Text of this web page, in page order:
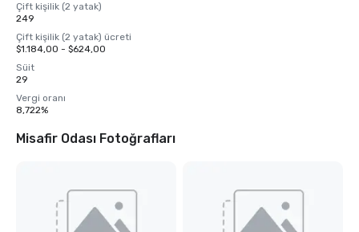
Çift kişilik (2 yatak)
249
Çift kişilik (2 yatak) ücreti
$1.184,00 - $624,00
Süit
29
Vergi oranı
8,722%
Misafir Odası Fotoğrafları